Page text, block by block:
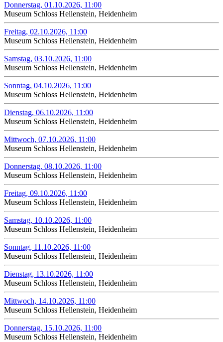
Donnerstag, 01.10.2026, 11:00
Museum Schloss Hellenstein, Heidenheim
Freitag, 02.10.2026, 11:00
Museum Schloss Hellenstein, Heidenheim
Samstag, 03.10.2026, 11:00
Museum Schloss Hellenstein, Heidenheim
Sonntag, 04.10.2026, 11:00
Museum Schloss Hellenstein, Heidenheim
Dienstag, 06.10.2026, 11:00
Museum Schloss Hellenstein, Heidenheim
Mittwoch, 07.10.2026, 11:00
Museum Schloss Hellenstein, Heidenheim
Donnerstag, 08.10.2026, 11:00
Museum Schloss Hellenstein, Heidenheim
Freitag, 09.10.2026, 11:00
Museum Schloss Hellenstein, Heidenheim
Samstag, 10.10.2026, 11:00
Museum Schloss Hellenstein, Heidenheim
Sonntag, 11.10.2026, 11:00
Museum Schloss Hellenstein, Heidenheim
Dienstag, 13.10.2026, 11:00
Museum Schloss Hellenstein, Heidenheim
Mittwoch, 14.10.2026, 11:00
Museum Schloss Hellenstein, Heidenheim
Donnerstag, 15.10.2026, 11:00
Museum Schloss Hellenstein, Heidenheim